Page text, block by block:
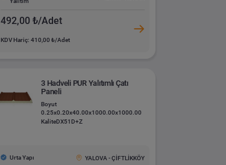
492,00 ₺/Adet
KDV Hariç: 410,00 ₺/Adet
3 Hadveli PUR Yalıtımlı Çatı
Paneli
Boyut
0.25x0.20x40.00x1000.00x1000.00
KaliteDX51D+Z
Urta Yapı YALOVA - ÇİFTLİKKÖY